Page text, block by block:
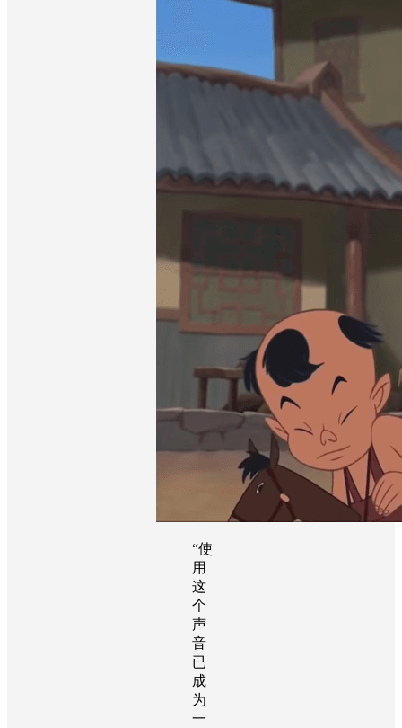
“使
用
这
个
声
音
已
成
为
一